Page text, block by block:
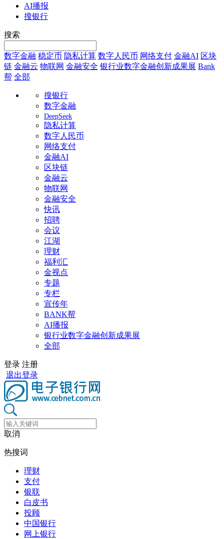
AI播报
搜银行
搜索
数字金融 稳定币 隐私计算 数字人民币 网络支付 金融AI 区块
链 金融云 物联网 金融安全 银行业数字金融创新成果展 Bank
帮 全部
搜银行
数字金融
DeepSeek
隐私计算
数字人民币
网络支付
金融AI
区块链
金融云
物联网
金融安全
快讯
招聘
会议
江湖
理财
福利汇
金视点
专题
专栏
宣传年
BANK帮
AI播报
银行业数字金融创新成果展
全部
登录 注册
退出登录
取消
热搜词
理财
支付
银联
白皮书
投顾
中国银行
网上银行